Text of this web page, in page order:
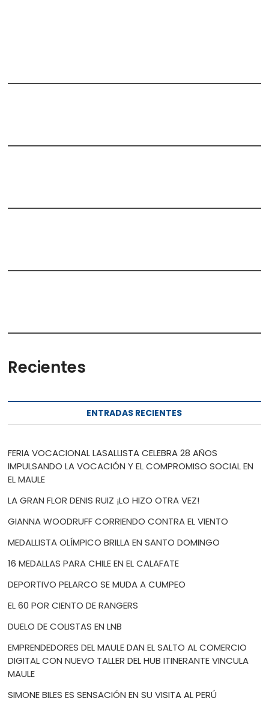
Recientes
ENTRADAS RECIENTES
FERIA VOCACIONAL LASALLISTA CELEBRA 28 AÑOS
IMPULSANDO LA VOCACIÓN Y EL COMPROMISO SOCIAL EN
EL MAULE
LA GRAN FLOR DENIS RUIZ ¡LO HIZO OTRA VEZ!
GIANNA WOODRUFF CORRIENDO CONTRA EL VIENTO
MEDALLISTA OLÍMPICO BRILLA EN SANTO DOMINGO
16 MEDALLAS PARA CHILE EN EL CALAFATE
DEPORTIVO PELARCO SE MUDA A CUMPEO
EL 60 POR CIENTO DE RANGERS
DUELO DE COLISTAS EN LNB
EMPRENDEDORES DEL MAULE DAN EL SALTO AL COMERCIO
DIGITAL CON NUEVO TALLER DEL HUB ITINERANTE VINCULA
MAULE
SIMONE BILES ES SENSACIÓN EN SU VISITA AL PERÚ